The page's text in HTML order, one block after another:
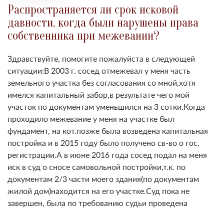
Распространяется ли срок исковой
давности, когда были нарушены права
собственника при межевании?
Здравствуйте, помогите пожалуйста в следующей
ситуации:В 2003 г. сосед отмежевал у меня часть
земельного участка без согласования со мной,хотя
имелся капитальный забор,в результате чего мой
участок по документам уменьшился на 3 сотки.Когда
проходило межевание у меня на участке был
фундамент, на кот.позже была возведена капитальная
постройка и в 2015 году было получено св-во о гос.
регистрации.А в июне 2016 года сосед подал на меня
иск в суд о сносе самовольной постройки,т.к. по
документам 2/3 части моего здания(по документам
жилой дом)находится на его участке.Суд пока не
завершен, была по требованию судьи проведена